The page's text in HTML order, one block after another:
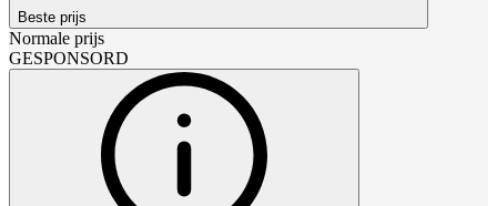
Beste prijs
Normale prijs
GESPONSORD